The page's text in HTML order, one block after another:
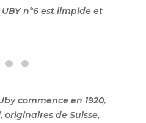
n°6 est limpide et
commence en 1920,
originaires de Suisse,